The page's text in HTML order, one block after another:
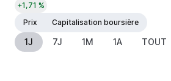
+1,71 %
Prix
Capitalisation boursière
1J 7J 1M 1A TOUT